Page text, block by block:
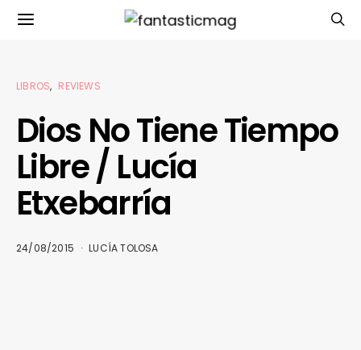
LIBROS REVIEWS
Dios No Tiene Tiempo
Libre / Lucía
Etxebarría
24/08/2015 LUCÍA TOLOSA